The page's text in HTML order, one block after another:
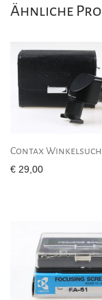
Ähnliche
Contax
€ 29,00